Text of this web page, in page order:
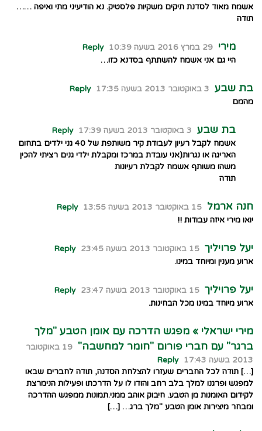
אשמח מאוד לסדנת תיקים משקיות פלסטיק. נא הודיעיני מתי ואיפה ……
תודה
מירי 29 במרץ 2016 בשעה 10:39
Reply
היי גם אני אשמח להשתתף בסדנא כזו…
בת שבע 3 באוקטובר 2013 בשעה 17:35
Reply
מהמם
בת שבע 3 באוקטובר 2013 בשעה 17:39
Reply
אשמח לקבל רעיון לעבודת קיר משותפת של 40 גני ילדים בתחום
האריגה או נגרות(אני עובדת במרכז ומקבלת ילדי גנים רציתי להכין
משהו משותף אשמח לקבלת רעיונות
תודה
חנה ארמל 15 באוקטובר 2013 בשעה 13:55
Reply
יואו מירי איזה עבודות !!
יעל פרויליך 15 באוקטובר 2013 בשעה 23:45
Reply
ארוע מענין ומיוחד במינו.
יעל פרויליך 15 באוקטובר 2013 בשעה 23:47
Reply
ארוע מיוחד במינו מכל הבחינות.
מירי ישראלי » מפגש הדרכה עם אומן הטבע "מלך
ברגר" עם חברי פורום "חומר למחשבה"
19 באוקטובר
2013 בשעה 17:43
Reply
[…] תודה לכל החברים שעזרו להצלחת הסדנה, תודה לחברים שבאו
למפגש ופרגנו למלך בלב רחב והודו לו על הדרכתו ופעילות הנימרצת
לקידום האומנות מן הטבע. חיבוק אוהב ממני.תמונות ממפגש ההדרכה
ומבחר מיצירות אומן הטבע "מלך ברג… […]